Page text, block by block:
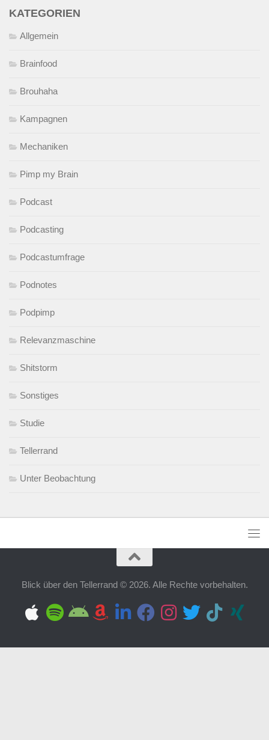
KATEGORIEN
Allgemein
Brainfood
Brouhaha
Kampagnen
Mechaniken
Pimp my Brain
Podcast
Podcasting
Podcastumfrage
Podnotes
Podpimp
Relevanzmaschine
Shitstorm
Sonstiges
Studie
Tellerrand
Unter Beobachtung
Blick über den Tellerrand © 2026. Alle Rechte vorbehalten.